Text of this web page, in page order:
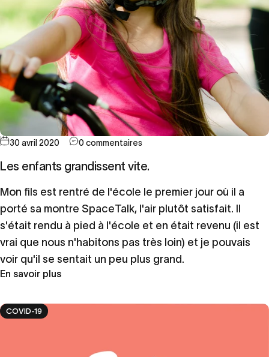
30 avril 2020 0 commentaires
Les enfants grandissent vite.
Mon fils est rentré de l'école le premier jour où il a
porté sa montre SpaceTalk, l'air plutôt satisfait. Il
s'était rendu à pied à l'école et en était revenu (il est
vrai que nous n'habitons pas très loin) et je pouvais
voir qu'il se sentait un peu plus grand.
En savoir plus
COVID-19